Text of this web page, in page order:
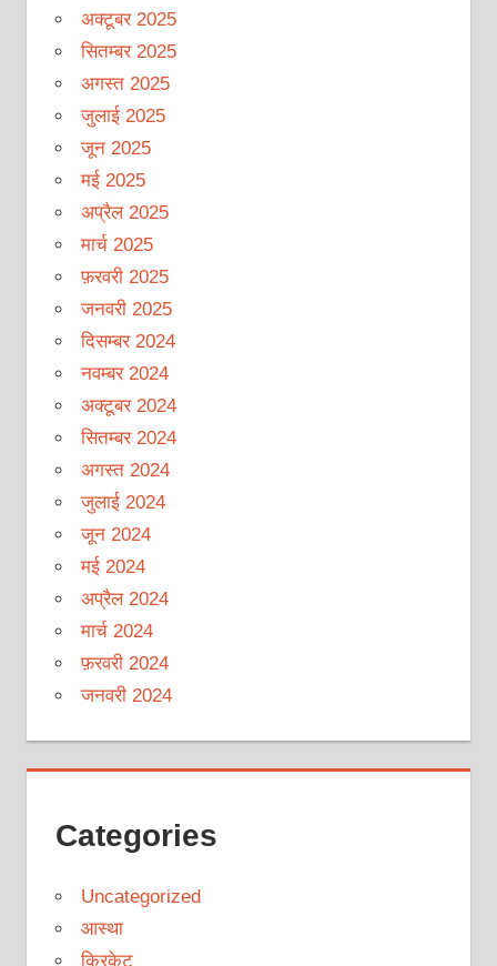
अक्टूबर 2025
सितम्बर 2025
अगस्त 2025
जुलाई 2025
जून 2025
मई 2025
अप्रैल 2025
मार्च 2025
फ़रवरी 2025
जनवरी 2025
दिसम्बर 2024
नवम्बर 2024
अक्टूबर 2024
सितम्बर 2024
अगस्त 2024
जुलाई 2024
जून 2024
मई 2024
अप्रैल 2024
मार्च 2024
फ़रवरी 2024
जनवरी 2024
Categories
Uncategorized
आस्था
क्रिकेट